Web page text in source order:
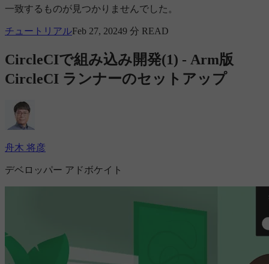
一致するものが見つかりませんでした。
チュートリアルFeb 27, 20249 分 READ
CircleCIで組み込み開発(1) - Arm版
CircleCI ランナーのセットアップ
舟木 将彦
デベロッパー アドボケイト